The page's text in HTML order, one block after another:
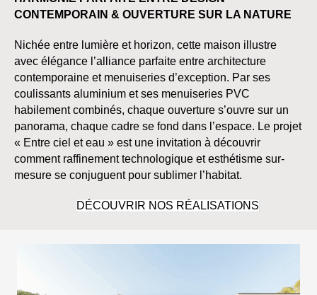
CONTEMPORAIN & OUVERTURE SUR LA NATURE
Nichée entre lumière et horizon, cette maison illustre
avec élégance l’alliance parfaite entre architecture
contemporaine et menuiseries d’exception. Par ses
coulissants aluminium et ses menuiseries PVC
habilement combinés, chaque ouverture s’ouvre sur un
panorama, chaque cadre se fond dans l’espace. Le projet
« Entre ciel et eau » est une invitation à découvrir
comment raffinement technologique et esthétisme sur-
mesure se conjuguent pour sublimer l’habitat.
DÉCOUVRIR NOS RÉALISATIONS